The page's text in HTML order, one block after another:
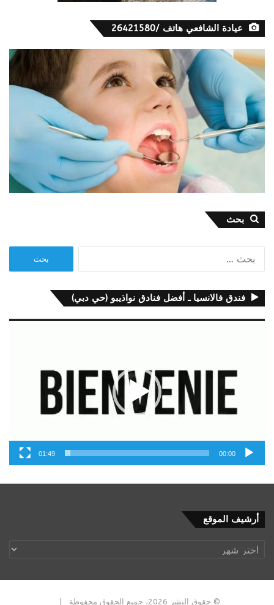
عيادة الشافعي هاتف /26421580
بحث
فندق فالانسيا ـ أفضل فنادق نواذيبو (حي دبي)
00:00
01:49
أرشيف الموقع
أرشيف
الموقع
© حقوق النشر 2026، جميع الحقوق محفوظة |